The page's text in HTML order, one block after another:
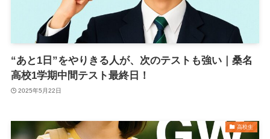
“あと1日”をやりきる人が、次のテストも強い｜桑名
高校1学期中間テスト最終日！
2025年5月22日
高校生